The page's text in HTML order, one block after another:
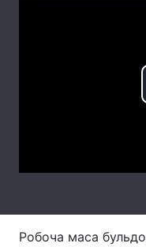
Тема оформлення
Робоча маса